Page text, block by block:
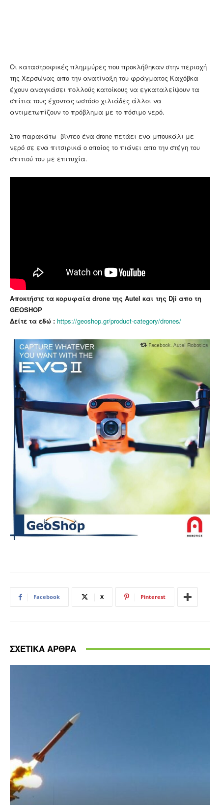
Οι καταστροφικές πλημμύρες που προκλήθηκαν στην περιοχή
της Χερσώνας απο την ανατίναξη του φράγματος Καχόβκα
έχουν αναγκάσει πολλούς κατοίκους να εγκαταλείψουν τα
σπίτια τους έχοντας ωστόσο χιλιάδες άλλοι να
αντιμετωπίζουν το πρόβλημα με το πόσιμο νερό.
Στο παρακάτω βίντεο ένα drone πετάει ενα μπουκάλι με
νερό σε ενα πιτσιρικά ο οποίος το πιάνει απο την στέγη του
σπιτιού του με επιτυχία.
Αποκτήστε τα κορυφαία drone της Autel και της Dji απο τη
GEOSHOP
Δείτε τα εδώ : https://geoshop.gr/product-category/drones/
Facebook X Pinterest
ΣΧΕΤΙΚΑ ΑΡΘΡΑ